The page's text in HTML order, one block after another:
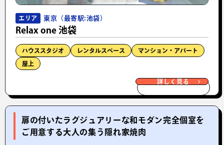
エリア 東京（最寄駅:池袋）
Relax one 池袋
ハウススタジオ レンタルスペース マンション・アパート
屋上
詳しく見る
扉の付いたラグジュアリーな和モダン完全個室を
ご用意する大人の集う隠れ家焼肉